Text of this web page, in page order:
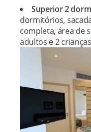
Superior 2
dormitórios,
completa, área de
adultos e 2